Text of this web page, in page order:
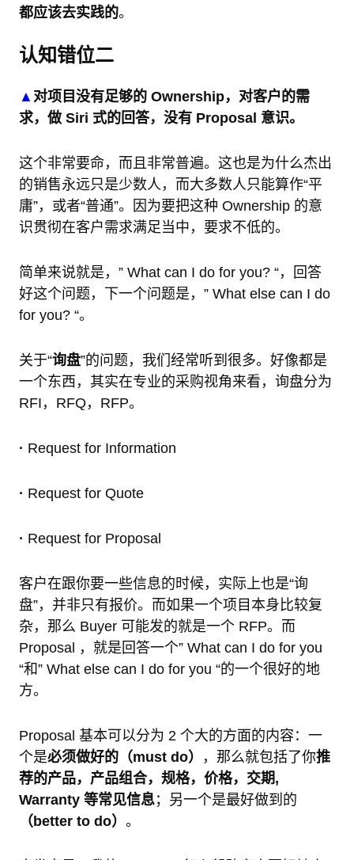
都应该去实践的。
认知错位二
▲ 对项目没有足够的 Ownership，对客户的需
求，做 Siri 式的回答，没有 Proposal 意识。
这个非常要命，而且非常普遍。这也是为什么杰出
的销售永远只是少数人，而大多数人只能算作“平
庸”，或者“普通”。因为要把这种 Ownership 的意
识贯彻在客户需求满足当中，要求不低的。
简单来说就是，” What can I do for you? “，回答
好这个问题，下一个问题是，” What else can I do
for you? “。
关于“询盘”的问题，我们经常听到很多。好像都是
一个东西，其实在专业的采购视角来看，询盘分为
RFI，RFQ，RFP。
· Request for Information
· Request for Quote
· Request for Proposal
客户在跟你要一些信息的时候，实际上也是“询
盘”，并非只有报价。 而如果一个项目本身比较复
杂，那么 Buyer 可能发的就是一个 RFP。而
Proposal ，就是回答一个” What can I do for you
“和” What else can I do for you “的一个很好的地
方。
Proposal 基本可以分为 2 个大的方面的内容：一
个是必须做好的（must do） ，那么就包括了你推
荐的产品，产品组合，规格，价格，交期,
Warranty 等常见信息；另一个是最好做到的
（better to do） 。